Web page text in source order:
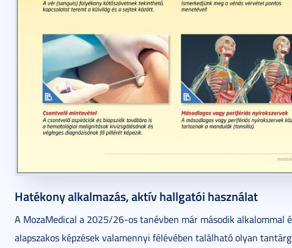
Hatékony alkalmazás, aktív hallgatói használat
A MozaMedical a 2025/26-os tanévben már második alkalommal
alapszakos képzések valamennyi félévében található olyan